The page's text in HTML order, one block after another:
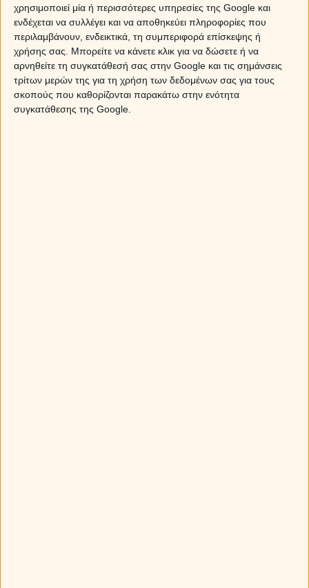
χρησιμοποιεί μία ή περισσότερες υπηρεσίες της Google και
ενδέχεται να συλλέγει και να αποθηκεύει πληροφορίες που
περιλαμβάνουν, ενδεικτικά, τη συμπεριφορά επίσκεψης ή
χρήσης σας. Μπορείτε να κάνετε κλικ για να δώσετε ή να
αρνηθείτε τη συγκατάθεσή σας στην Google και τις σημάνσεις
τρίτων μερών της για τη χρήση των δεδομένων σας για τους
σκοπούς που καθορίζονται παρακάτω στην ενότητα
συγκατάθεσης της Google.
Sponsored Links